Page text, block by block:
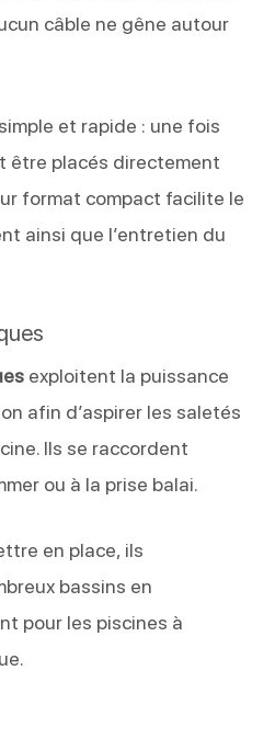
câble ne gêne autour
et rapide : une fois
être placés directement
format compact facilite le
ainsi que l’entretien du
exploitent la puissance
afin d’aspirer les saletés
Ils se raccordent
ou à la prise balai.
en place, ils
bassins en
pour les piscines à